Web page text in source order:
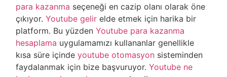
para kazanma seçeneği en cazip olanı olarak öne
çıkıyor.Youtube gelir elde etmek için harika bir
platform. Bu yüzdenYoutube para kazanma
hesaplama uygulamamızı kullananlar genellikle
kısa süre içindeyoutube otomasyon sisteminden
faydalanmak için bize başvuruyor.Youtube ne